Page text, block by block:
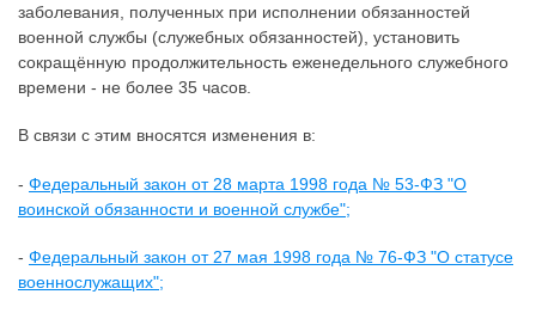
заболевания, полученных при исполнении обязанностей
военной службы (служебных обязанностей), установить
сокращённую продолжительность еженедельного служебного
времени - не более 35 часов.
В связи с этим вносятся изменения в:
- Федеральный закон от 28 марта 1998 года № 53-ФЗ "О
воинской обязанности и военной службе";
- Федеральный закон от 27 мая 1998 года № 76-ФЗ "О статусе
военнослужащих";